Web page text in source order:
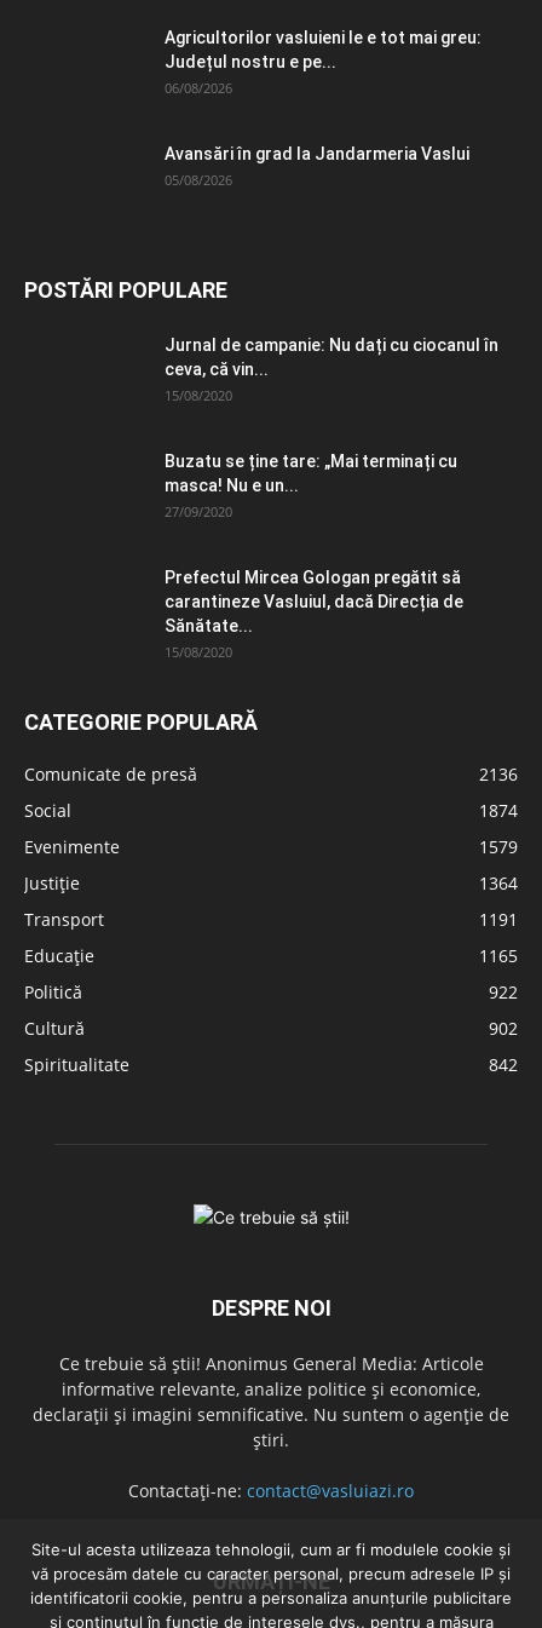
Agricultorilor vasluieni le e tot mai greu:
Județul nostru e pe...
06/08/2026
Avansări în grad la Jandarmeria Vaslui
05/08/2026
POSTĂRI POPULARE
Jurnal de campanie: Nu dați cu ciocanul în
ceva, că vin...
15/08/2020
Buzatu se ține tare: „Mai terminați cu
masca! Nu e un...
27/09/2020
Prefectul Mircea Gologan pregătit să
carantineze Vasluiul, dacă Direcția de
Sănătate...
15/08/2020
CATEGORIE POPULARĂ
Comunicate de presă
2136
Social
1874
Evenimente
1579
Justiție
1364
Transport
1191
Educație
1165
Politică
922
Cultură
902
Spiritualitate
842
DESPRE NOI
Ce trebuie să știi! Anonimus General Media: Articole
informative relevante, analize politice și economice,
declarații și imagini semnificative. Nu suntem o agenție de
știri.
Contactați-ne: contact@vasluiazi.ro
URMAȚI-NE
Site-ul acesta utilizeaza tehnologii, cum ar fi modulele cookie și
vă procesăm datele cu caracter personal, precum adresele IP și
identificatorii cookie, pentru a personaliza anunțurile publicitare
și conținutul în funcție de interesele dvs., pentru a măsura